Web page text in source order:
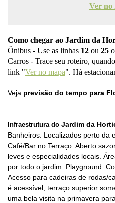
Ver no
Como chegar ao Jardim da
Ônibus - Use as linhas 12 ou 25
Carros - Trace seu roteiro,
link "Ver no mapa". Há
Veja previsão do tempo para
Infraestrutura do Jardim da
Banheiros: Localizados perto da
Café/Bar no Terraço: Aberto
leves e especialidades locais.
por todo o jardim. Playground:
Acesso para cadeiras de rodas/
é acessível; terraço superior
uma bela visita na primavera